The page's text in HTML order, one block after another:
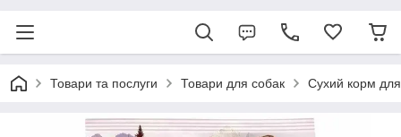
Товари та послуги Товари для собак Сухий корм